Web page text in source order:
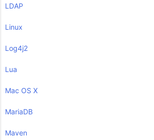
LDAP
Linux
Log4j2
Lua
Mac OS X
MariaDB
Maven